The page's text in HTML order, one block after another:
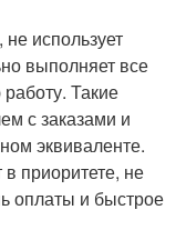
использует
выполняет все
Такие
с заказами и
эквиваленте.
приоритете, не
оплаты и быстрое